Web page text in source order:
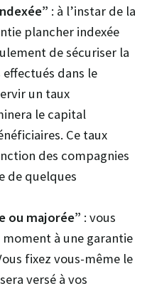
: à l’instar de la
plancher indexée
de sécuriser la
dans le
un taux
le capital
Ce taux
des compagnies
de quelques
ou majorée” : vous
à une garantie
fixez vous-même le
versé à vos